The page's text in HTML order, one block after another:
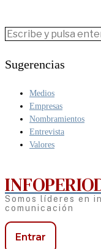
Sugerencias
Medios
Empresas
Nombramientos
Entrevista
Valores
Somos líderes en
comunicación
Entrar